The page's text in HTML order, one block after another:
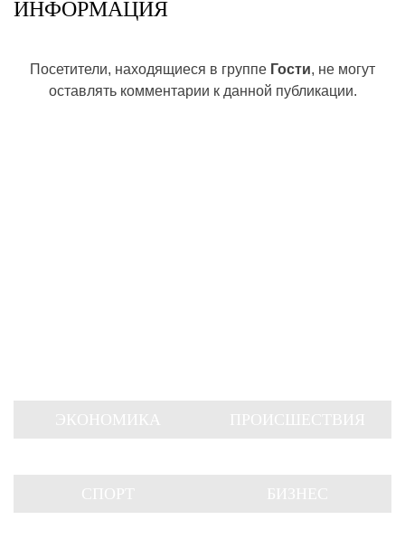
ИНФОРМАЦИЯ
Посетители, находящиеся в группе Гости, не могут
оставлять комментарии к данной публикации.